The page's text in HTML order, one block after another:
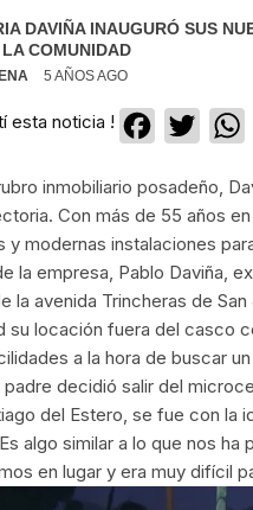
DAVIÑA INAUGURÓ SUS
COMUNIDAD
5 AÑOS AGO
esta noticia ! Facebook
inmobiliario posadeño,
Con más de 55 años
y modernas instalaciones
la empresa, Pablo Daviña,
la avenida Trincheras de
su locación fuera del casco
a la hora de buscar
padre decidió salir del
del Estero, se fue con la
algo similar a lo que nos
en lugar y era muy difícil